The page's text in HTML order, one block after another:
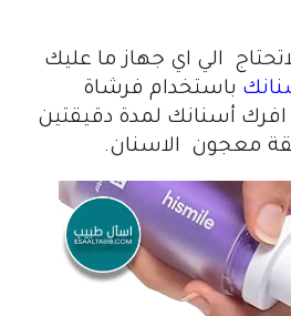
الي اي جهاز ما عليك
باستخدام فرشاة
افرك أسنانك لمدة دقيقتين
معجون الاسنان.